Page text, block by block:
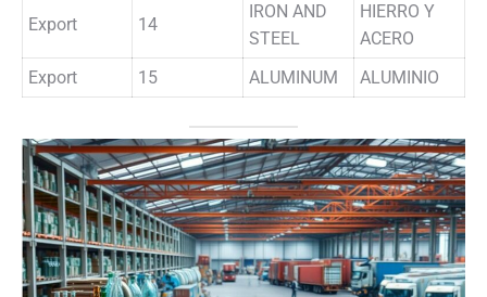
Export 14
IRON AND
STEEL
HIERRO Y
ACERO
Export
15 ALUMINUM ALUMINIO